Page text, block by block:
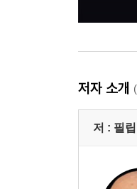
저자 소개
저 : 필